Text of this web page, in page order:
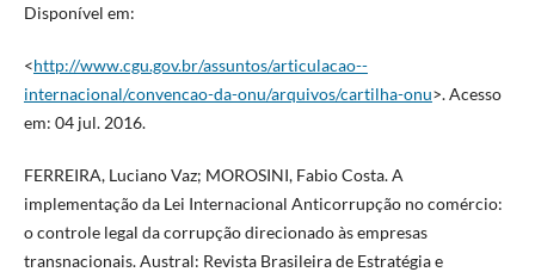
Disponível em:
<http://www.cgu.gov.br/assuntos/articulacao--
internacional/convencao-da-onu/arquivos/cartilha-onu>. Acesso
em: 04 jul. 2016.
FERREIRA, Luciano Vaz; MOROSINI, Fabio Costa. A
implementação da Lei Internacional Anticorrupção no comércio:
o controle legal da corrupção direcionado às empresas
transnacionais. Austral: Revista Brasileira de Estratégia e